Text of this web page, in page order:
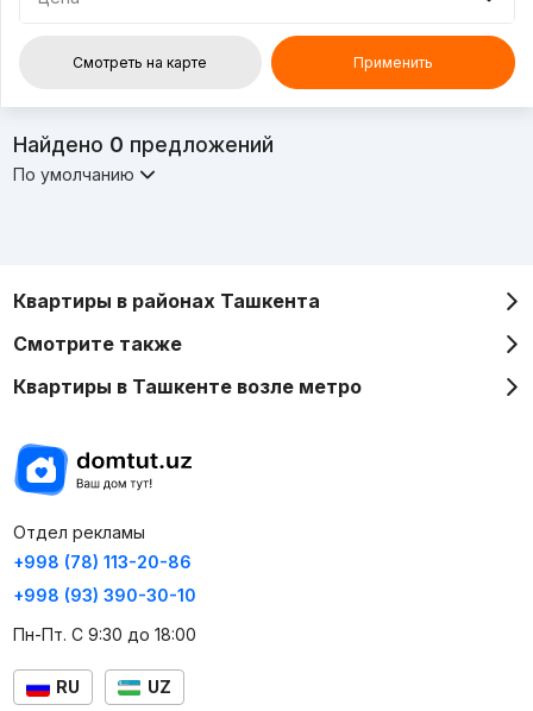
Смотреть на карте Применить
Найдено 0 предложений
По умолчанию
Квартиры в районах Ташкента
Смотрите также
Квартиры в Ташкенте возле метро
Отдел рекламы
+998 (78) 113-20-86
+998 (93) 390-30-10
Пн-Пт. С 9:30 до 18:00
RU UZ